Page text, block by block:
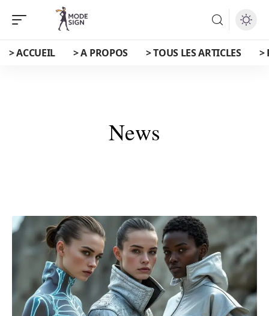
> ACCUEIL > A PROPOS > TOUS LES ARTICLES >
News